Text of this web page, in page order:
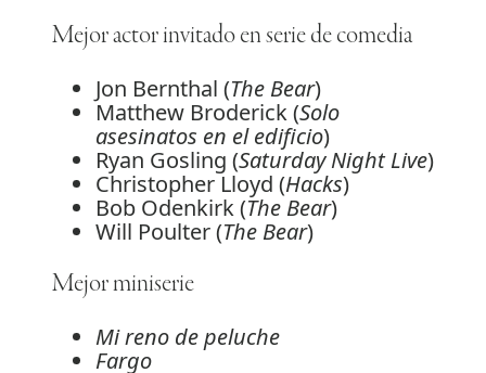
Mejor actor invitado en serie de comedia
Jon Bernthal (The Bear)
Matthew Broderick (Solo
asesinatos en el edificio)
Ryan Gosling (Saturday Night Live)
Christopher Lloyd (Hacks)
Bob Odenkirk (The Bear)
Will Poulter (The Bear)
Mejor miniserie
Mi reno de peluche
Fargo